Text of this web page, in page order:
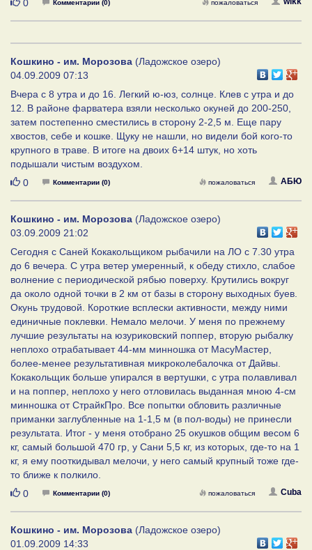
0 Комментарии (0) пожаловаться
Кошкино - им. Морозова (Ладожское озеро)
04.09.2009 07:13
Вчера с 8 утра и до 16. Легкий ю-юз, солнце. Клев с утра и до
12. В районе фарватера взяли несколько окуней до 200-250,
затем постепенно сместились в сторону 2-2,5 м. Еще пару
хвостов, себе и кошке. Щуку не нашли, но видели бой кого-то
крупного в траве. В итоге на двоих 6+14 штук, но хоть
подышали чистым воздухом.
Нравится
0 Комментарии (0) АБЮ
пожаловаться
Кошкино - им. Морозова (Ладожское озеро)
03.09.2009 21:02
Сегодня с Саней Кокакольщиком рыбачили на ЛО с 7.30 утра
до 6 вечера. С утра ветер умеренный, к обеду стихло, слабое
волнение с периодической рябью поверху. Крутились вокруг
да около одной точки в 2 км от базы в сторону выходных буев.
Окунь трудовой. Короткие всплески активности, между ними
единичные поклевки. Немало мелочи. У меня по прежнему
лучшие результаты на юзуриковский поппер, вторую рыбалку
неплохо отрабатывает 44-мм минношка от МасуМастер,
более-менее результативная микроколебалочка от Дайвы.
Кокакольщик больше упирался в вертушки, с утра полавливал
и на поппер, неплохо у него отловилась выданная мною 4-см
минношка от СтрайкПро. Все попытки обловить различные
приманки заглубленные на 1-1,5 м (в пол-воды) не принесли
результата. Итог - у меня отобрано 25 окушков общим весом 6
кг, самый большой 470 гр, у Сани 5,5 кг, из которых, где-то на 1
кг, я ему пооткидывал мелочи, у него самый крупный тоже где-
то ближе к полкило.
Нравится
0 Комментарии (0) Cuba
пожаловаться
Кошкино - им. Морозова (Ладожское озеро)
01.09.2009 14:33